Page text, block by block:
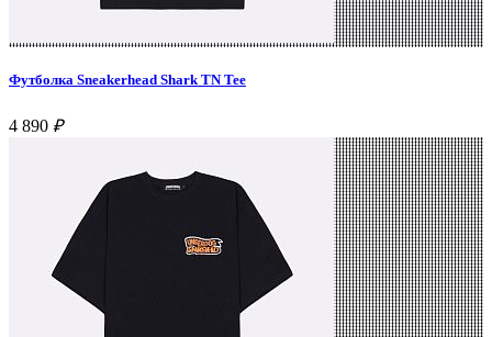
Футболка Sneakerhead Shark TN Tee
4 890 ₽